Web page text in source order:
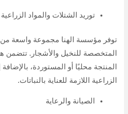
توريد الشتلات والمواد الزراعية
توفر مؤسسة الهنا مجموعة واسعة من
المتخصصة للنخيل والأشجار. تتضمن
المنتجة محليًا أو المستوردة،
الزراعية اللازمة للعناية بالنباتات.
الصيانة والرعاية